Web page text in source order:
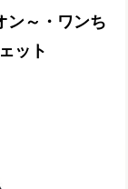
ン～・ワンち
ット